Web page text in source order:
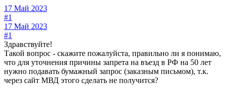
17 Май 2023
#1
17 Май 2023
#1
Здравствуйте!
Такой вопрос - скажите пожалуйста, правильно ли я понимаю,
что для уточнения причины запрета на въезд в РФ на 50 лет
нужно подавать бумажный запрос (заказным письмом), т.к.
через сайт МВД этого сделать не получится?